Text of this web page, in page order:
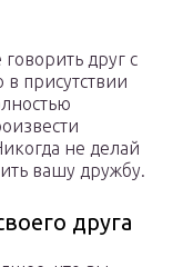
друг с
присутствии
не делай
вашу дружбу.
друга